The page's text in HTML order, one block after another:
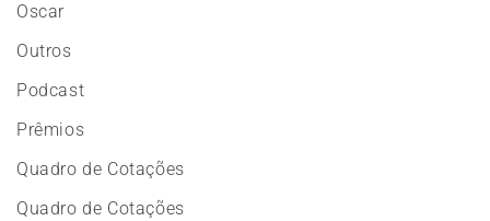
Oscar
Outros
Podcast
Prêmios
Quadro de Cotações
Quadro de Cotações